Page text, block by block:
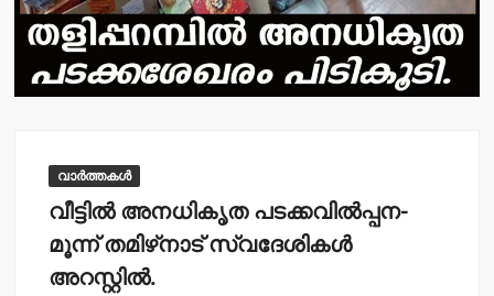
വാർത്തകൾ
വീട്ടില്‍ അനധികൃത പടക്കവില്‍പ്പന-
മൂന്ന് തമിഴ്‌നാട് സ്വദേശികള്‍
അറസ്റ്റില്‍.